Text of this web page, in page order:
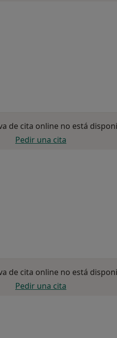
de cita online no está
Pedir una cita
de cita online no está
Pedir una cita